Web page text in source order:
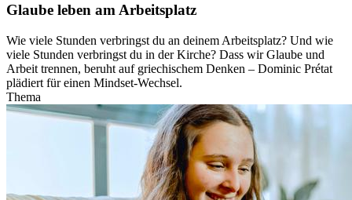
Glaube leben am Arbeitsplatz
Wie viele Stunden verbringst du an deinem Arbeitsplatz? Und wie
viele Stunden verbringst du in der Kirche? Dass wir Glaube und
Arbeit trennen, beruht auf griechischem Denken – Dominic Prétat
plädiert für einen Mindset-Wechsel.
Thema